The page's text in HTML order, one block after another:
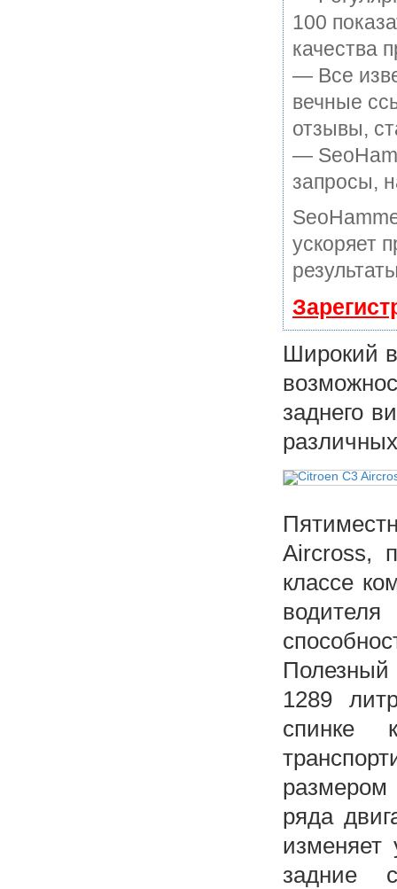
100
качества
— Все
вечные
отзывы,
—
запросы,
ускоряет
Широкий
заднего
Aircross,
классе
Полезный
1289
спинке
ряда
изменяет
задние